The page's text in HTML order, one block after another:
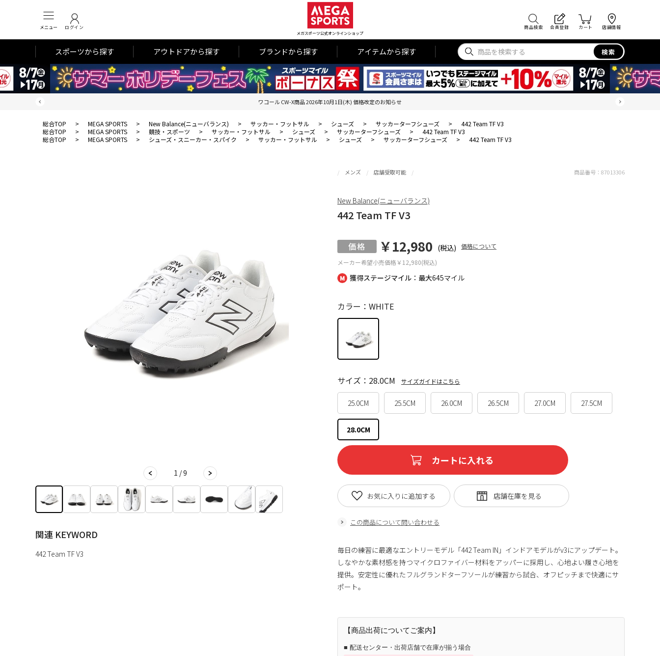
メニュー ログイン
メガスポーツ公式オンラインショップ
商品検索 会員登録 カート 店舗情報
スポーツから探す アウトドアから探す ブランドから探す アイテムから探す 検索
ワコール CW-X商品 2026年10月1日(木) 価格改定のお知らせ
総合TOP > MEGA SPORTS > New Balance(ニューバランス) > サッカー・フットサル > シューズ > サッカーターフシューズ >
442 Team TF V3
総合TOP
> MEGA SPORTS > 競技・スポーツ > サッカー・フットサル > シューズ > サッカーターフシューズ >
442 Team TF V3
総合TOP
> MEGA SPORTS > シューズ・スニーカー・スパイク > サッカー・フットサル > シューズ > サッカーターフシューズ > 442 Team TF V3
1 / 9
関連 KEYWORD
442 Team TF V3
獲得ステージマイル：最大645マイル
メンズ 店舗受取可能
442 Team TF V3
メーカー希望小売価格￥12,980(税込)
￥12,980 (税込) 価格について
カラー：WHITE
25.0CM 25.5CM 26.0CM 26.5CM 27.0CM 27.5CM
28.0CM
サイズ：28.0CM サイズガイドはこちら
カートに入れる
この商品について問い合わせる
お気に入りに追加する
商品番号： 87013306
New Balance(ニューバランス)
毎日の練習に最適なエントリーモデル「442 Team IN」インドアモデルがv3にアップデート。
しなやかな素材感を持つマイクロファイバー材料をアッパーに採用し、心地よい履き心地を
提供。安定性に優れたフルグランドターフソールが練習から試合、オフピッチまで快適にサ
ポート。
【商品出荷についてご案内】
■ 配送センター・出荷店舗で在庫が揃う場合